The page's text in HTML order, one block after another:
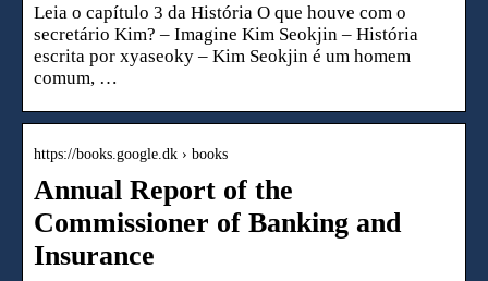
Leia o capítulo 3 da História O que houve com o
secretário Kim? – Imagine Kim Seokjin – História
escrita por xyaseoky – Kim Seokjin é um homem
comum, …
https://books.google.dk › books
Annual Report of the
Commissioner of Banking and
Insurance